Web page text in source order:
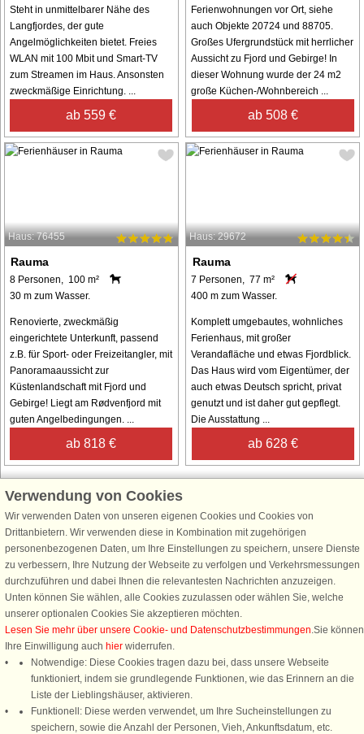
Steht in unmittelbarer Nähe des
Langfjordes, der gute
Angelmöglichkeiten bietet. Freies
WLAN mit 100 Mbit und Smart-TV
zum Streamen im Haus. Ansonsten
zweckmäßige Einrichtung. ...
ab 559 €
Ferienwohnungen vor Ort, siehe
auch Objekte 20724 und 88705.
Großes Ufergrundstück mit herrlicher
Aussicht zu Fjord und Gebirge! In
dieser Wohnung wurde der 24 m2
große Küchen-/Wohnbereich ...
ab 508 €
Haus: 76455
Rauma
8 Personen, 100 m²
30 m zum Wasser.
Renovierte, zweckmäßig
eingerichtete Unterkunft, passend
z.B. für Sport- oder Freizeitangler, mit
Panoramaaussicht zur
Küstenlandschaft mit Fjord und
Gebirge! Liegt am Rødvenfjord mit
guten Angelbedingungen. ...
ab 818 €
Haus: 29672
Rauma
7 Personen, 77 m²
400 m zum Wasser.
Komplett umgebautes, wohnliches
Ferienhaus, mit großer
Verandafläche und etwas Fjordblick.
Das Haus wird vom Eigentümer, der
auch etwas Deutsch spricht, privat
genutzt und ist daher gut gepflegt.
Die Ausstattung ...
ab 628 €
Schließen Sie sich 100.000 Ferienhaus-Fans an
Erhalten Sie einen Willkommensgutschein von 25 €für Ihren nächsten
Ferienhausurlaub - melden Sie sich einfach für den DanCenter Newsletter
an. Verpassen Sie nie wieder exklusive Angebote, Gewinnspiele und
Urlaubstipps!
Newsletter abonnieren
Verwendung von Cookies
Wir verwenden Daten von unseren eigenen Cookies und Cookies von
Drittanbietern. Wir verwenden diese in Kombination mit zugehörigen
personenbezogenen Daten, um Ihre Einstellungen zu speichern, unsere Dienste
zu verbessern, Ihre Nutzung der Webseite zu verfolgen und Verkehrsmessungen
durchzuführen und dabei Ihnen die relevantesten Nachrichten anzuzeigen.
Unten können Sie wählen, alle Cookies zuzulassen oder wählen Sie, welche
unserer optionalen Cookies Sie akzeptieren möchten.
Lesen Sie mehr über unsere Cookie- und Datenschutzbestimmungen.Sie können
Ihre Einwilligung auch hier widerrufen.
Notwendige: Diese Cookies tragen dazu bei, dass unsere Webseite
funktioniert, indem sie grundlegende Funktionen, wie das Erinnern an die
Liste der Lieblingshäuser, aktivieren.
Funktionell: Diese werden verwendet, um Ihre Sucheinstellungen zu
speichern, sowie die Anzahl der Personen, Vieh, Ankunftsdatum, etc.